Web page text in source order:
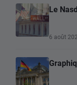
Le
6 août